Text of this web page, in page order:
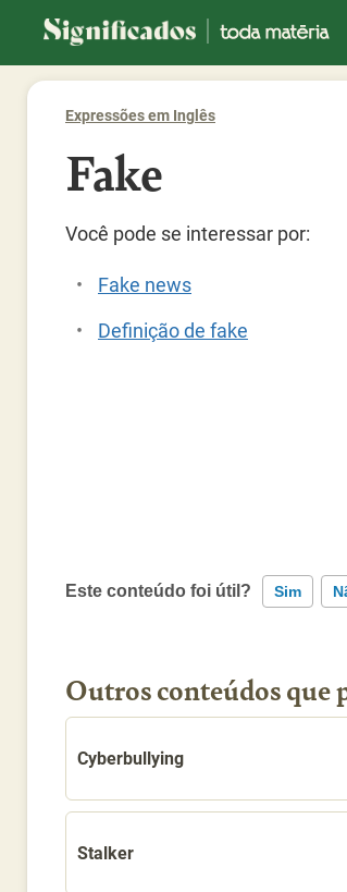
Significados
Expressões em Inglês
Fake
Você pode se interessar por:
Fake news
Definição de fake
Este conteúdo foi útil? Sim
Este conteúdo contém informação
Este conteúdo não tem a
Outro
Outros conteúdos que
Cyberbullying
Stalker